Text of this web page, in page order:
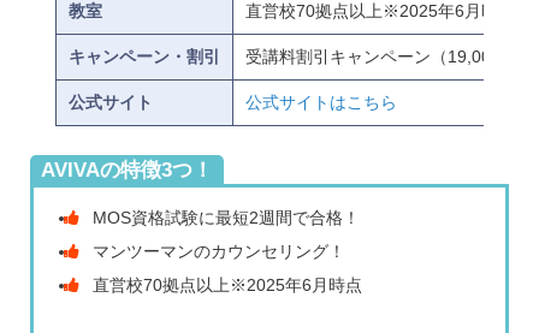
教室 直営校70拠点以上※2025年6月時点
キャンペーン・割引 受講料割引キャンペーン（19,000円
公式サイト 公式サイトはこちら
AVIVAの特徴3つ！
MOS資格試験に最短2週間で合格！
マンツーマンのカウンセリング！
直営校70拠点以上※2025年6月時点